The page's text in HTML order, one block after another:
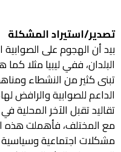
تصدير/استيراد المشكلة
بيد أن الهجوم على
البلدان، ففي ليبيا مثلا
تبنى كثير من النشطاء
الداعم للصوابية والرافض
تقاليد تقبل الآخر المحلية
مع المختلف، فأهملت هذه
مشكلات اجتماعية